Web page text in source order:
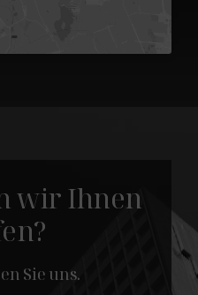
wir Ihnen
Sie uns.